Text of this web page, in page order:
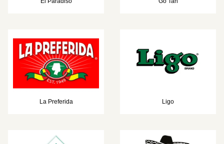
La Preferida Ligo